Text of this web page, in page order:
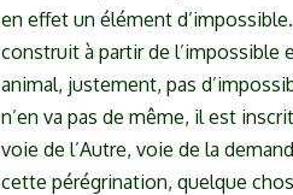
en effet un élément
construit à partir de l’impossible
animal, justement, pas
n’en va pas de même, il est
voie de l’Autre, voie de la
cette pérégrination, quelque